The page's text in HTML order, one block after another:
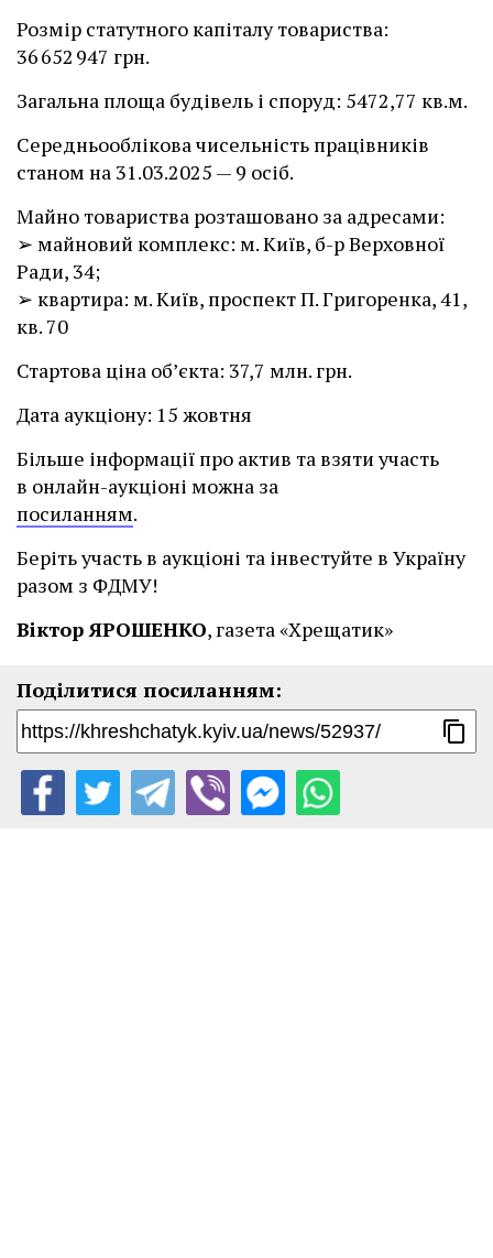
Розмір статутного капіталу товариства:
36 652 947 грн.
Загальна площа будівель і споруд: 5472,77 кв.м.
Середньооблікова чисельність працівників
станом на 31.03.2025 — 9 осіб.
Майно товариства розташовано за адресами:
➢ майновий комплекс: м. Київ, б-р Верховної
Ради, 34;
➢ квартира: м. Київ, проспект П. Григоренка, 41,
кв. 70
Стартова ціна об’єкта: 37,7 млн. грн.
Дата аукціону: 15 жовтня
Більше інформації про актив та взяти участь
в онлайн-аукціоні можна за
посиланням.
Беріть участь в аукціоні та інвестуйте в Україну
разом з ФДМУ!
Віктор ЯРОШЕНКО, газета «Хрещатик»